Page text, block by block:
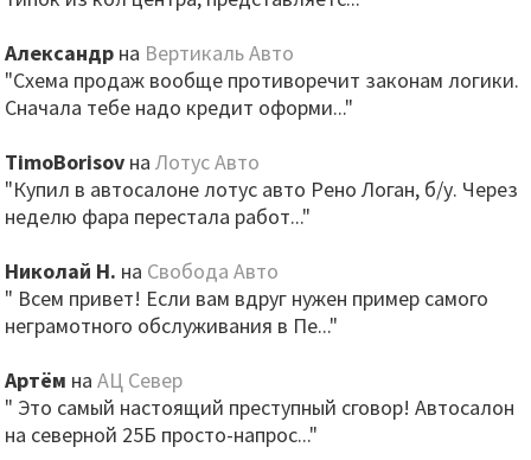
Александр на Вертикаль Авто
"Схема продаж вообще противоречит законам логики.
Сначала тебе надо кредит оформи..."
TimoBorisov наЛотус Авто
"Купил в автосалоне лотус авто Рено Логан, б/у. Через
неделю фара перестала работ..."
Николай Н. на Свобода Авто
" Всем привет! Если вам вдруг нужен пример самого
неграмотного обслуживания в Пе..."
Артём наАЦ Север
" Это самый настоящий преступный сговор! Автосалон
на северной 25Б просто-напрос..."